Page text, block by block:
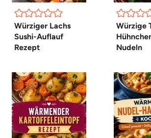
Würziger Lachs
Sushi-Auflauf
Rezept
Würzige
Nudeln